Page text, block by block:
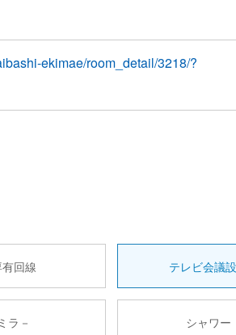
ekimae/room_detail/3218/?
回線 テレビ会議
ミラ－ シャワー